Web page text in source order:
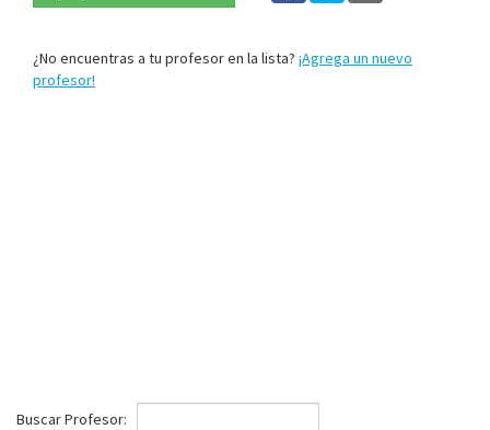
¿No encuentras a tu profesor en la lista? ¡Agrega un nuevo
profesor!
Buscar Profesor: